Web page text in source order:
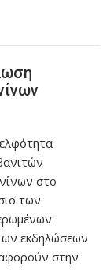
στο
των
εκδηλώσεων
στην